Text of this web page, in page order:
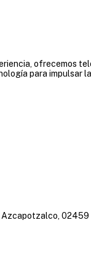
ofrecemos
para impulsar
Azcapotzalco, 02459